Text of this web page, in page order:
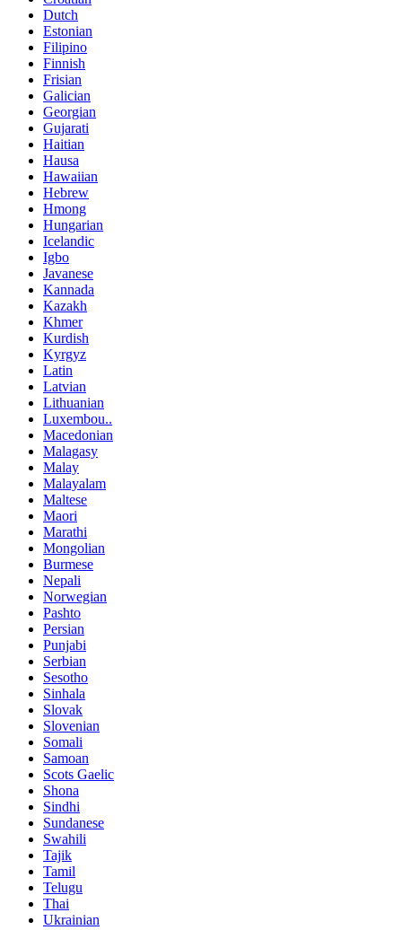
Dutch
Estonian
Filipino
Finnish
Frisian
Galician
Georgian
Gujarati
Haitian
Hausa
Hawaiian
Hebrew
Hmong
Hungarian
Icelandic
Igbo
Javanese
Kannada
Kazakh
Khmer
Kurdish
Kyrgyz
Latin
Latvian
Lithuanian
Luxembou..
Macedonian
Malagasy
Malay
Malayalam
Maltese
Maori
Marathi
Mongolian
Burmese
Nepali
Norwegian
Pashto
Persian
Punjabi
Serbian
Sesotho
Sinhala
Slovak
Slovenian
Somali
Samoan
Scots Gaelic
Shona
Sindhi
Sundanese
Swahili
Tajik
Tamil
Telugu
Thai
Ukrainian